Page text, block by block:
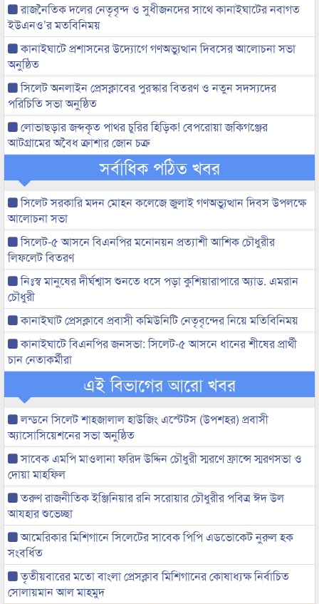
রাজনৈতিক দলের নেতৃবৃন্দ ও সুধীজনদের সাথে কানাইঘাটের নবাগত
ইউএনও’র মতবিনিময়
কানাইঘাটে প্রশাসনের উদ্যোগে গণঅভ্যুত্থান দিবসের আলোচনা সভা
অনুষ্ঠিত
সিলেট অনলাইন প্রেসক্লাবের পুরস্কার বিতরণ ও নতুন সদস্যদের
পরিচিতি সভা অনুষ্ঠিত
লোভাছড়ার জব্দকৃত পাথর চুরির হিড়িক! বেপরোয়া জকিগঞ্জের
আটগ্রামের অবৈধ ক্রাশার জোন চক্র
সর্বাধিক পঠিত খবর
সিলেট সরকারি মদন মোহন কলেজে জুলাই গণঅভ্যুত্থান দিবস উপলক্ষে
আলোচনা সভা
সিলেট-৫ আসনে বিএনপির মনোনয়ন প্রত্যাশী আশিক চৌধুরীর
লিফলেট বিতরণ
নিঃস্ব মানুষের দীর্ঘশ্বাস শুনতে ধসে পড়া কুশিয়ারাপারে অ্যাড. এমরান
চৌধুরী
কানাইঘাট প্রেসক্লাবে প্রবাসী কমিউনিটি নেতৃবৃন্দের নিয়ে মতিবিনিময়
কানাইঘাটে বিএনপির জনসভা: সিলেট-৫ আসনে ধানের শীষের প্রার্থী
চান নেতাকর্মীরা
এই বিভাগের আরো খবর
লন্ডনে সিলেট শাহজালাল হাউজিং এস্টেটস (উপশহর) প্রবাসী
অ্যাসোসিয়েশনের সভা অনুষ্ঠিত
সাবেক এমপি মাওলানা ফরিদ উদ্দিন চৌধুরী স্মরণে ফ্রান্সে স্মরণসভা ও
দোয়া মাহফিল
তরুণ রাজনীতিক ইঞ্জিনিয়ার রনি সরোয়ার চৌধুরীর পবিত্র ঈদ উল
আযহার শুভেচ্ছা
আমেরিকার মিশিগানে সিলেটের সাবেক পিপি এডভোকেট নুরুল হক
সংবর্ধিত
তৃতীয়বারের মতো বাংলা প্রেসক্লাব মিশিগানের কোষাধ্যক্ষ নির্বাচিত
সোলায়মান আল মাহমুদ